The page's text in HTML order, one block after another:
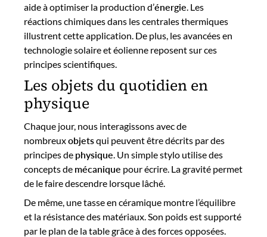
aide à optimiser la production d’énergie . Les
réactions chimiques dans les centrales thermiques
illustrent cette application. De plus, les avancées en
technologie solaire et éolienne reposent sur ces
principes scientifiques.
Les objets du quotidien en
physique
Chaque jour, nous interagissons avec de
nombreuxobjetsqui peuvent être décrits par des
principes de physique. Un simple stylo utilise des
concepts de mécanique pour écrire. La gravité permet
de le faire descendre lorsque lâché.
De même, une tasse en céramique montre l’équilibre
et la résistance des matériaux. Son poids est supporté
par le plan de la table grâce à des forces opposées.